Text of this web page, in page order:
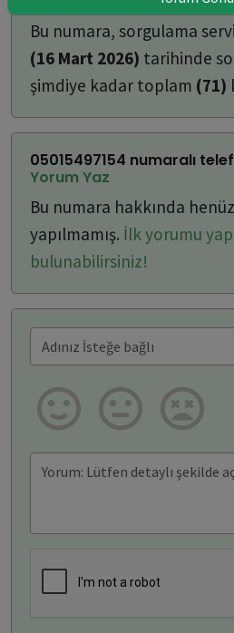
Bu numara, sorgulama
(16 Mart 2026) tarihinde
şimdiye kadar toplam (71)
05015497154 numaralı
Yorum Yaz
Bu numara hakkında
yapılmamış. İlk yorumu
bulunabilirsiniz!